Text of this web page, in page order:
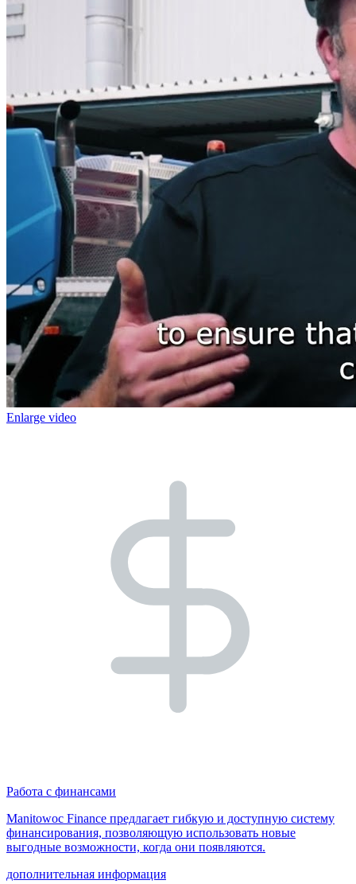
Enlarge video
Работа с финансами
Manitowoc Finance предлагает гибкую и доступную систему
финансирования, позволяющую использовать новые
выгодные возможности, когда они появляются.
дополнительная информация